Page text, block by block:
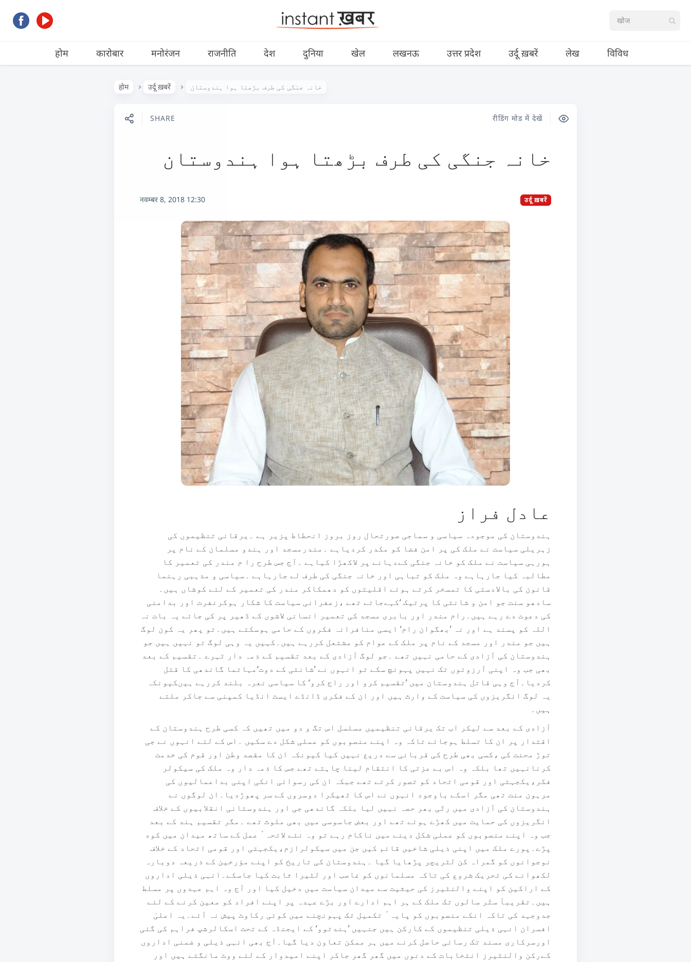
होम कारोबार मनोरंजन राजनीति देश दुनिया खेल लखनऊ उत्तर प्रदेश उर्दू ख़बरें लेख विविध
होम उर्दू ख़बरें خانہ جنگی کی طرف بڑھتا ہوا ہندوستان
SHARE रीडिंग मोड में देखें
خانہ جنگی کی طرف بڑھتا ہوا ہندوستان
नवम्बर 8, 2018 12:30 उर्दू ख़बरें
عادل فراز
ہندوستان کی موجودہ سیاسی و سماجی صورتحال روز بروز انحطاط پزیر ہے ۔یرقانی تنظیموں کی
زہریلی سیاست نے ملک کی پر امن فضا کو مکدر کردیاہے ۔مندرمسجد اور ہندو مسلمان کے نام پر
ہورہی سیاست نے ملک کو خانہ جنگی کےدہانے پر لاکھڑا کیاہے ۔آج جس طرح را م مندر کی تعمیر کا
مطالبہ کیا جارہاہے وہ ملک کو تباہی اور خانہ جنگی کی طرف لے جارہاہے ۔سیاسی و مذہبی رہنما
قانون کی بالادستی کا تمسخر کرتے ہوئے اقلیتوں کو دھمکاکر مندر کی تعمیر کے لئے کوشاں ہیں۔
سادھو سنت جو امن و شانتی کا پرتیک ‘کہےجاتے تھے ،زعفرانی سیاست کا شکار ہوکرنفرت اور بدامنی
کی دعوت دے رہے ہیں۔رام مندر اور بابری مسجد کی تعمیر انسانی لاشوں کے ڈھیر پر کی جائے یہ بات نہ
اللہ کو پسند ہے اور نہ ’بھگوان رام‘ ایسی منافرانہ فکروں کے حامی ہوسکتے ہیں۔تو پھر یہ کون لوگ
ہیں جو مندر اور مسجد کے نام پر ملک کے عوام کو مشتعل کررہے ہیں۔کہیں یہ وہی لوگ تو نہیں ہیں جو
ہندوستان کی آزادی کے حامی نہیں تھے ۔جو لوگ آزادی کے بعد تقسیم کے ذمہ دار ٹہرے ۔تقسیم کے بعد
بھی جب وہ اپنی آرزوئوں تک نہیں پہونچ سکے تو انہوں نے ’شانتی کے دوت‘مہاتما گاندھی کا قتل
کردیا۔آج وہی قاتل ہندوستان میں ’تقسیم کرو اور راج کرو‘ کا سیاسی نعرہ بلند کررہے ہیںکیونکہ
یہ لوگ انگریزوں کی سیاست کے وارث ہیں اور ان کے فکری ڈانڈے ایسٹ انڈیا کمپنی سے جاکر ملتے
ہیں۔
آزادی کے بعد سے لیکر اب تک یرقانی تنظیمیں مسلسل اس تگ و دو میں تھیں کہ کسی طرح ہندوستان کے
اقتدار پر ان کا تسلط ہوجائے تاکہ وہ اپنے منصوبوں کو عملی شکل دے سکیں ۔اس کے لئے انہوں نے جی
توڑ محنت کی ،کسی بھی طرح کی قربانی سے دریغ نہیں کیا کیونکہ ان کا مقصد وطن اور قوم کی خدمت
کرنانہیں تھا بلکہ وہ اس بے عزتی کا انتقام لینا چاہتے تھے جس کا ذمہ دار وہ ملک کی سیکولر
فکر،یکجہتی اور قومی اتحاد کو تصور کرتے تھے جبکہ ان کی رسوائی انکی اپنی بداعمالیوں کی
مرہون منت تھی مگر اسکے باوجود انہوں نے اس کا ٹھیکرا دوسروں کے سر پھوڑدیا۔ان لوگوں نے
ہندوستان کی آزادی میں رتّی بھر حصہ نہیں لیا بلکہ گاندھی جی اور ہندوستانی انقلابیوں کے خلاف
انگریزوں کی حمایت میں کھڑے ہوئے تھے اور بعض جاسوسی میں بھی ملوث تھے ۔مگر تقسیم ہند کے بعد
جب وہ اپنے منصوبوں کو عملی شکل دینے میں ناکام رہے تو وہ نئے لائحہ ٔ عمل کے ساتھ میدان میں کود
پڑے۔پورے ملک میں اپنی ذیلی شاخیں قائم کیں جن میں سیکولرازم،یکجہتی اور قومی اتحاد کے خلاف
نوجوانوں کو گمراہ کن لٹریچر پڑھایا گیا ۔ہندوستان کی تاریخ کو اپنے مؤرخین کے ذریعہ دوبارہ
لکھوانے کی تحریک شروع کی تاکہ مسلمانوں کو غاصب اور لٹیرا ثابت کیا جاسکے۔انہی ذیلی اداروں
کے اراکین کو اپنے والنٹیرز کی حیثیت سے میدان سیاست میں دخیل کیا اور آج وہ اہم عہدوں پر مسلط
ہیں۔تقریباَ ستّر سالوں تک ملک کے ہر اہم ادارے اور بڑے عہدہ پر اپنے افراد کو معین کرنے کے لئے
جدوجہد کی تاکہ انکے منصوبوں کو پایہ ٔ تکمیل تک پہونچنے میں کوئی رکاوٹ پیش نہ آئے۔یہ اعلیٰ
افسران انہی ذیلی تنظیموں کے کارکن ہیں جنہیں ’ہندتوو‘ کے ایجنڈہ کے تحت اسکالرشپ فراہم کی گئی
اورسرکاری مسند تک رسائی حاصل کرنے میں ہر ممکن تعاون دیا گیا۔آج بھی انہی ذیلی و ضمنی اداروں
کےرکن والنٹیرز انتخابات کے دنوں میں گھر گھر جاکر اپنے امیدوار کے لئے ووٹ مانگتے ہیں اور